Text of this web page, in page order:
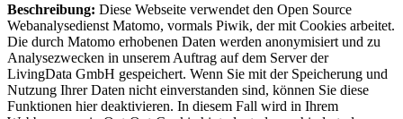
Beschreibung: Diese Webseite verwendet den Open Source
Webanalysedienst Matomo, vormals Piwik, der mit Cookies arbeitet.
Die durch Matomo erhobenen Daten werden anonymisiert und zu
Analysezwecken in unserem Auftrag auf dem Server der
LivingData GmbH gespeichert. Wenn Sie mit der Speicherung und
Nutzung Ihrer Daten nicht einverstanden sind, können Sie diese
Funktionen hier deaktivieren. In diesem Fall wird in Ihrem